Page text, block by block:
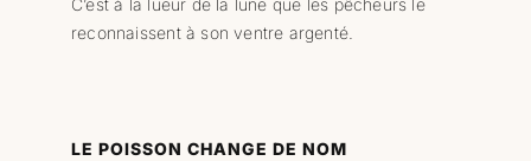
C’est à la lueur de la lune que les pêcheurs le
reconnaissent à son ventre argenté.
LE POISSON CHANGE DE NOM